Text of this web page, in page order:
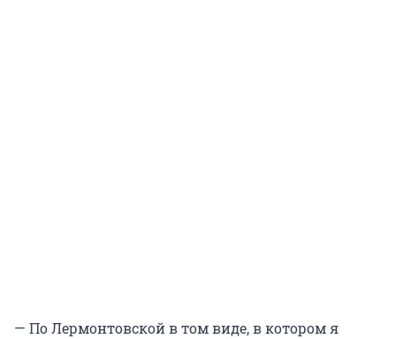
— По Лермонтовской в том виде, в котором я